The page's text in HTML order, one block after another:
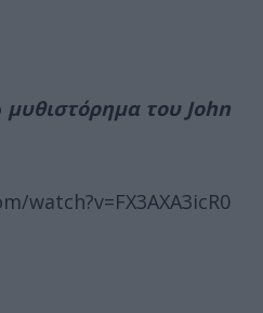
μυθιστόρημα του John
watch?v=FX3AXA3icR0